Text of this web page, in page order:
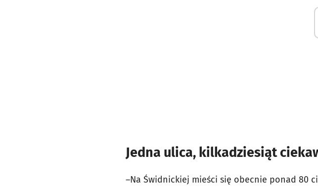
Jedna ulica, kilkadziesiąt
–Na Świdnickiej mieści się obecnie ponad 80